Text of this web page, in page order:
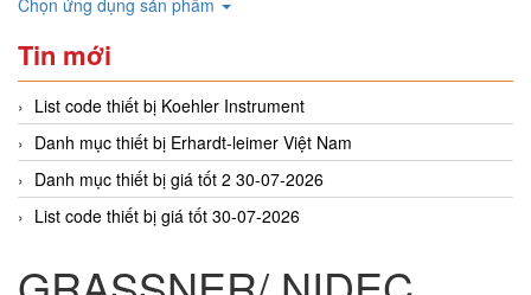
Tin mới
List code thiết bị Koehler Instrument
Danh mục thiết bị Erhardt-leimer Việt Nam
Danh mục thiết bị giá tốt 2 30-07-2026
List code thiết bị giá tốt 30-07-2026